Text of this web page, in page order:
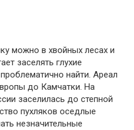
можно в хвойных лесах и
заселять глухие
найти. Ареал
до Камчатки. На
заселилась до степной
пухляков оседлые
незначительные